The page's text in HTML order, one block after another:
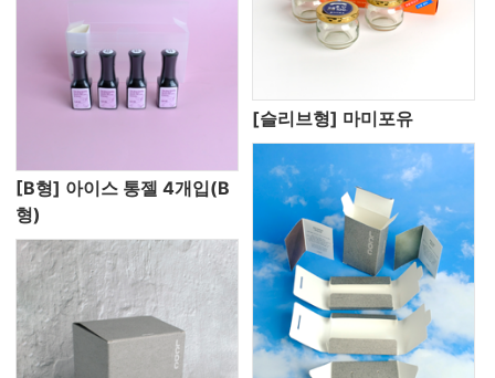
[B형] 아이스 통젤 4개입(B
형)
[슬리브형] 마미포유